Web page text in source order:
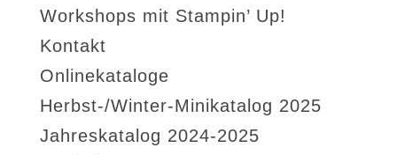
Workshops mit Stampin’ Up!
Kontakt
Onlinekataloge
Herbst-/Winter-Minikatalog 2025
Jahreskatalog 2024-2025